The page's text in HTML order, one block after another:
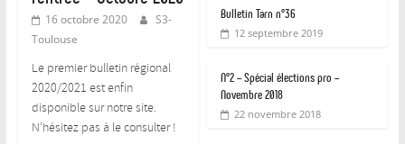
16 octobre 2020
S3-
Toulouse
Le premier bulletin régional
2020/2021 est enfin
disponible sur notre site.
N’hésitez pas à le consulter !
Bulletin Tarn n°36
12 septembre 2019
N°2 – Spécial élections pro –
Novembre 2018
22 novembre 2018